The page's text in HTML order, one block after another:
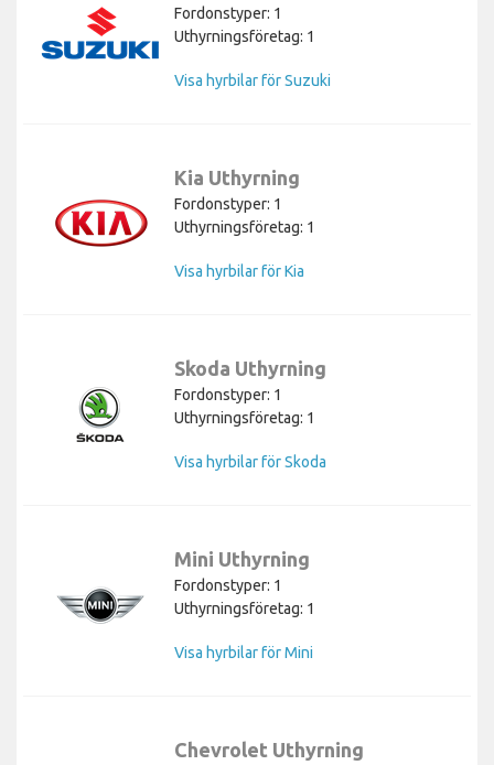
Fordonstyper: 1
Uthyrningsföretag: 1
Visa hyrbilar för Suzuki
Kia Uthyrning
Fordonstyper: 1
Uthyrningsföretag: 1
Visa hyrbilar för Kia
Skoda Uthyrning
Fordonstyper: 1
Uthyrningsföretag: 1
Visa hyrbilar för Skoda
Mini Uthyrning
Fordonstyper: 1
Uthyrningsföretag: 1
Visa hyrbilar för Mini
Chevrolet Uthyrning